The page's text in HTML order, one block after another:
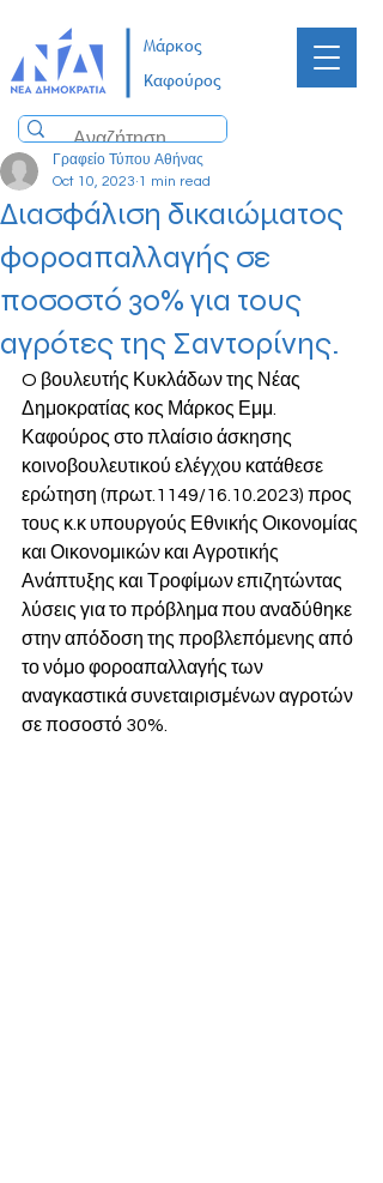
Μάρκος
Καφούρος
Διασφάλιση δικαιώματος
φοροαπαλλαγής σε
ποσοστό 30% για τους
αγρότες της Σαντορίνης.
Γραφείο Τύπου Αθήνας
Oct 10, 2023 1 min read
O βουλευτής Κυκλάδων της Νέας
Δημοκρατίας κος Μάρκος Εμμ.
Καφούρος στο πλαίσιο άσκησης
κοινοβουλευτικού ελέγχου κατάθεσε
ερώτηση (πρωτ.1149/16.10.2023) προς
τους κ.κ υπουργούς Εθνικής Οικονομίας
και Οικονομικών και Αγροτικής
Ανάπτυξης και Τροφίμων επιζητώντας
λύσεις για το πρόβλημα που αναδύθηκε
στην απόδοση της προβλεπόμενης από
το νόμο φοροαπαλλαγής των
αναγκαστικά συνεταιρισμένων αγροτών
σε ποσοστό 30%.